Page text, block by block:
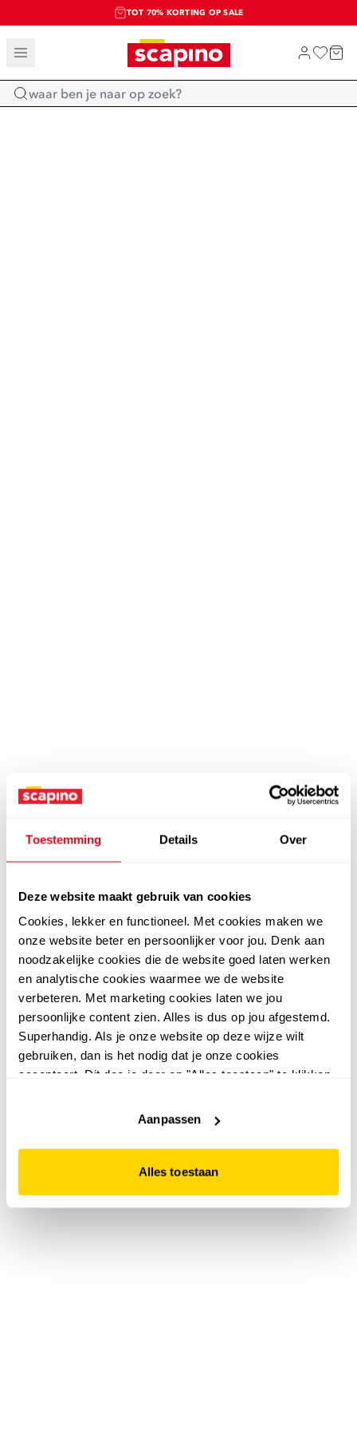
Toestemming Details Over
Deze website maakt gebruik van cookies
Cookies, lekker en functioneel. Met cookies maken we
onze website beter en persoonlijker voor jou. Denk aan
noodzakelijke cookies die de website goed laten werken
en analytische cookies waarmee we de website
verbeteren. Met marketing cookies laten we jou
persoonlijke content zien. Alles is dus op jou afgestemd.
Superhandig. Als je onze website op deze wijze wilt
gebruiken, dan is het nodig dat je onze cookies
accepteert. Dit doe je door op "Alles toestaan" te klikken.
website niet optimaal functioneert.
Aanpassen
Alles toestaan
TOT 70% KORTING OP SALE
SALE: LAATSTE KANS!
SHOP NIEUW
Home